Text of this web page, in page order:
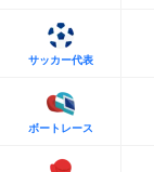
サッカー代表
ボートレース